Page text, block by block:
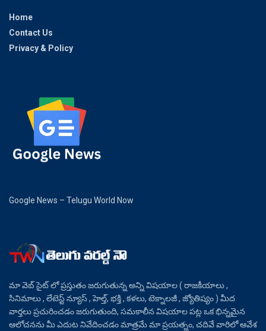
Home
Contact Us
Privacy & Policy
Google News – Telugu World Now
మా వెబ్ సైట్ లో ప్రస్తుతం జరుగుతున్న అన్ని విషయాల ( రాజకీయాలు ,
సినిమాలు , లేటెస్ట్ న్యూస్ , హెల్త్, భక్తి , కళలు, టెక్నాలజీ , జ్యోతిష్యం ) మీద
వార్తలు ప్రచురించడం జరుగుతుంది, సమకాలీన విషయాల పట్ల ఒక భిన్నమైన
ఆలోచనను మీ ఎదుట నివేదించడం మాత్రమే మా ప్రయత్నం, చదివే వారిలో ఆవేశ